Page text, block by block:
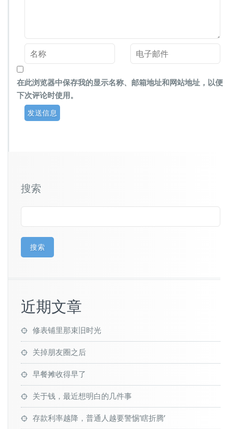
在此浏览器中保存我的显示名称、邮箱地址和网站地址，以便
下次评论时使用。
搜索
搜索
近期文章
修表铺里那束旧时光
关掉朋友圈之后
早餐摊收得早了
关于钱，最近想明白的几件事
存款利率越降，普通人越要警惕’瞎折腾’